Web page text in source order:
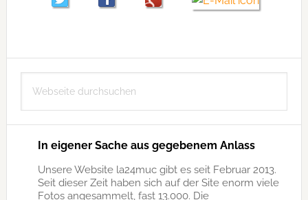
Seitenspalte
durchsuchen
In eigener Sache aus gegebenem Anlass
Unsere Website la24muc gibt es seit Februar 2013.
Seit dieser Zeit haben sich auf der Site enorm viele
Fotos angesammelt, fast 13.000. Die